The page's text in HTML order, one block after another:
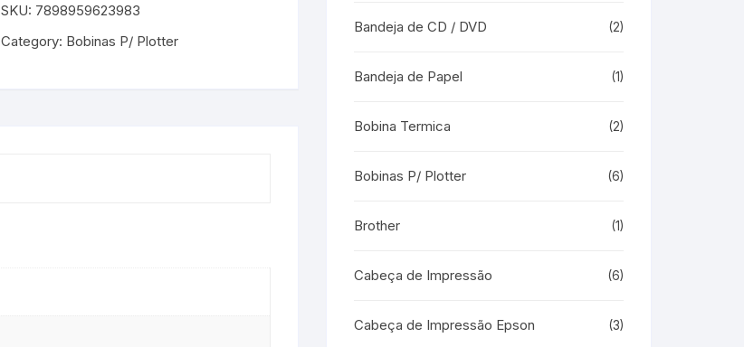
180g
SKU: 7898959623983
Category: Bobinas P/ Plotter
Bandeja de CD / DVD (2)
Bandeja de Papel (1)
Bobina Termica (2)
Bobinas P/ Plotter (6)
Brother (1)
Cabeça de Impressão (6)
Cabeça de Impressão Epson (3)